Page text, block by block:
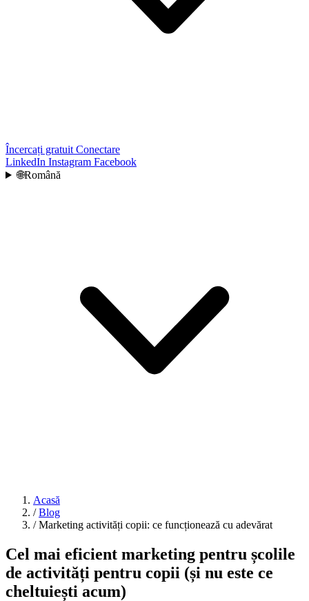
Încercați gratuit Conectare
LinkedIn Instagram Facebook
🌐Română
Acasă
/ Blog
/ Marketing activități copii: ce funcționează cu adevărat
Cel mai eficient marketing pentru școlile
de activități pentru copii (și nu este ce
cheltuiești acum)